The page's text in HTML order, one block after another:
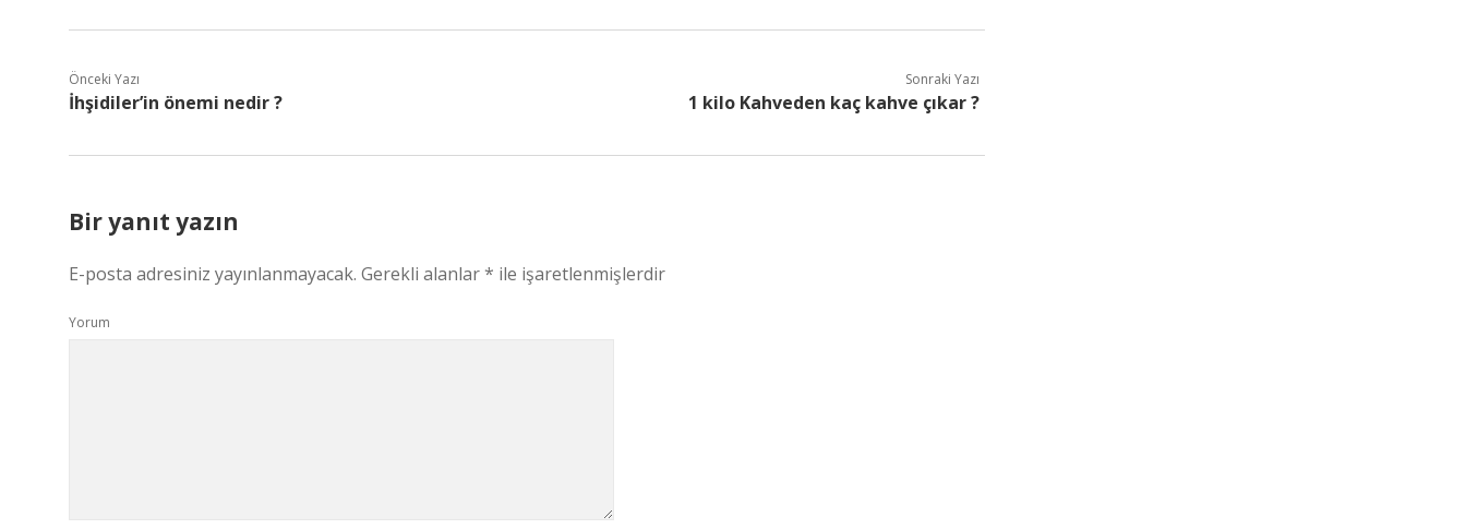
Önceki Yazı
İhşidiler’in önemi nedir ?
Sonraki Yazı
1 kilo Kahveden kaç kahve çıkar ?
Bir yanıt yazın
E-posta adresiniz yayınlanmayacak. Gerekli alanlar* ile işaretlenmişlerdir
Yorum